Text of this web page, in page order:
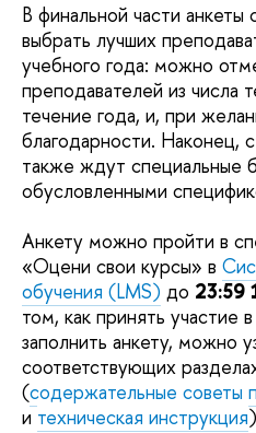
В финальной части анкеты
выбрать лучших
учебного года: можно
преподавателей из числа
течение года, и, при
благодарности.
также ждут специальные
обусловленными
Анкету можно пройти в
«Оцени свои курсы» в
обучения (LMS) до 23:59
том, как принять участие
заполнить анкету, можно
соответствующих
(содержательные советы
и техническая инструкция